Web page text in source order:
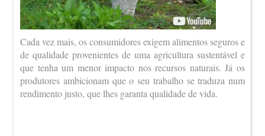
Cada vez mais, os consumidores exigem alimentos seguros e
de qualidade provenientes de uma agricultura sustentável e
que tenha um menor impacto nos recursos naturais. Já os
produtores ambicionam que o seu trabalho se traduza num
rendimento justo, que lhes garanta qualidade de vida.